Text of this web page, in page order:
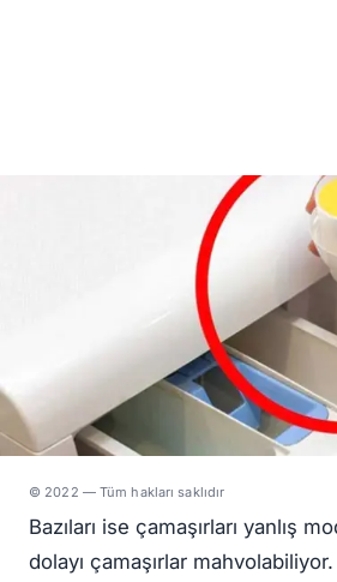
© 2022 — Tüm hakları saklıdır
Bazıları ise çamaşırları yanlış
dolayı çamaşırlar